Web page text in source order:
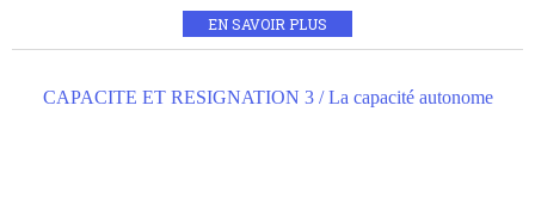
EN SAVOIR PLUS
CAPACITE ET RESIGNATION 3 / La capacité autonome